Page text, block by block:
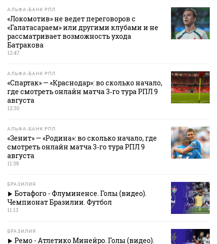
АЛЬФА-БАНК РПЛ
«Локомотив» не ведет переговоров с
«Галатасараем» или другими клубами и не
рассматривает возможность ухода
Батракова
12:47
АЛЬФА-БАНК РПЛ
«Спартак» — «Краснодар»: во сколько начало,
где смотреть онлайн матча 3‑го тура РПЛ 9
августа
12:30
АЛЬФА-БАНК РПЛ
«Зенит» — «Родина»: во сколько начало, где
смотреть онлайн матча 3‑го тура РПЛ 9
августа
11:38
БРАЗИЛИЯ
Ботафого - Флуминенсе. Голы (видео).
Чемпионат Бразилии. Футбол
11:13
БРАЗИЛИЯ
Ремо - Атлетико Минейро. Голы (видео).